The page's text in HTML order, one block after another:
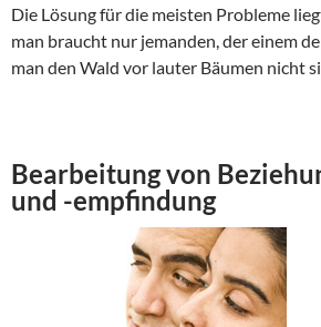
Die Lösung für die meisten Probleme
man braucht nur jemanden, der einem
man den Wald vor lauter Bäumen nicht
Bearbeitung von
und -empfindung